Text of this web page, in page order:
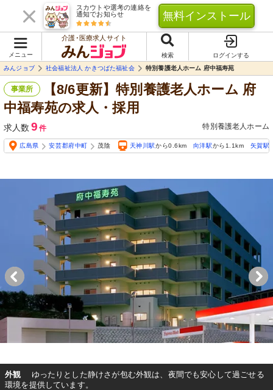
スカウトや選考の連絡を
通知でお知らせ
無料インストール
メニュー
介護･医療求人サイト
検索
ログインする
みんジョブ
社会福祉法人 かきつばた福祉会 特別養護老人ホーム 府中福寿苑
事業所
【8/6更新】特別養護老人ホーム 府
中福寿苑の求人・採用
求人数 9 件 特別養護老人ホーム
広島県 安芸郡府中町 茂陰 天神川駅から0.6km 向洋駅から1.1km 矢賀駅
外観
ゆったりとした静けさが包む外観は、夜間でも安心して過ごせる
環境を提供しています。